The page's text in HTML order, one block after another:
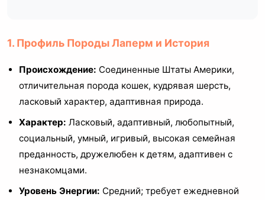
1. Профиль Породы Лаперм и История
Происхождение: Соединенные Штаты Америки,
отличительная порода кошек, кудрявая шерсть,
ласковый характер, адаптивная природа.
Характер: Ласковый, адаптивный, любопытный,
социальный, умный, игривый, высокая семейная
преданность, дружелюбен к детям, адаптивен с
незнакомцами.
Уровень Энергии: Средний; требует ежедневной